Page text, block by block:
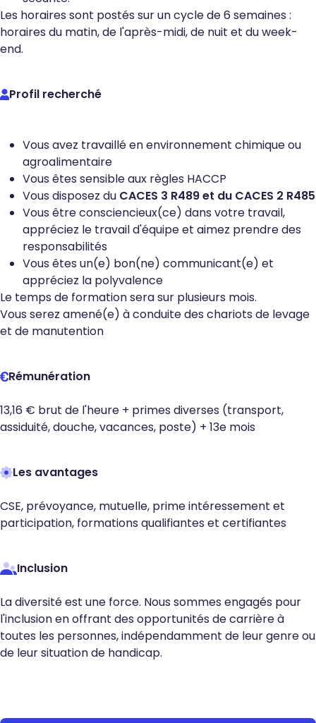
Les horaires sont postés sur un cycle de 6 semaines :
horaires du matin, de l'après-midi, de nuit et du week-
end.
Profil recherché
Vous avez travaillé en environnement chimique ou
agroalimentaire
Vous êtes sensible aux règles HACCP
Vous disposez du CACES 3 R489 et du CACES 2 R485
Vous être consciencieux(ce) dans votre travail,
appréciez le travail d'équipe et aimez prendre des
responsabilités
Vous êtes un(e) bon(ne) communicant(e) et
appréciez la polyvalence
Le temps de formation sera sur plusieurs mois.
Vous serez amené(e) à conduite des chariots de levage
et de manutention
Rémunération
13,16 € brut de l'heure + primes diverses (transport,
assiduité, douche, vacances, poste) + 13e mois
Les avantages
CSE, prévoyance, mutuelle, prime intéressement et
participation, formations qualifiantes et certifiantes
Inclusion
La diversité est une force. Nous sommes engagés pour
l'inclusion en offrant des opportunités de carrière à
toutes les personnes, indépendamment de leur genre ou
de leur situation de handicap.